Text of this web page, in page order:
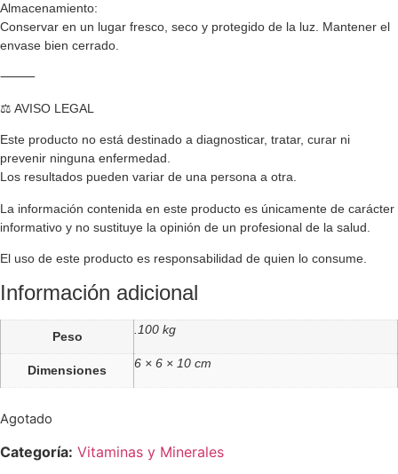
Almacenamiento:
Conservar en un lugar fresco, seco y protegido de la luz. Mantener el
envase bien cerrado.
⸻
⚖️ AVISO LEGAL
Este producto no está destinado a diagnosticar, tratar, curar ni
prevenir ninguna enfermedad.
Los resultados pueden variar de una persona a otra.
La información contenida en este producto es únicamente de carácter
informativo y no sustituye la opinión de un profesional de la salud.
El uso de este producto es responsabilidad de quien lo consume.
Información adicional
Peso .100 kg
Dimensiones 6 × 6 × 10 cm
Agotado
Categoría: Vitaminas y Minerales